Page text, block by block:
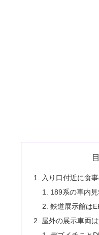
入り口付近に食
189系の車内
鉄道展示館は
屋外の展示車両